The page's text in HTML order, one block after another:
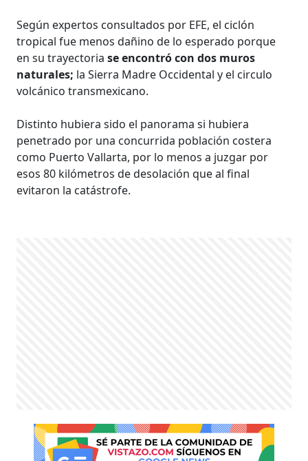
Según expertos consultados por EFE, el ciclón
tropical fue menos dañino de lo esperado porque
en su trayectoriase encontró con dos muros
naturales; la Sierra Madre Occidental y el circulo
volcánico transmexicano.
Distinto hubiera sido el panorama si hubiera
penetrado por una concurrida población costera
como Puerto Vallarta, por lo menos a juzgar por
esos 80 kilómetros de desolación que al final
evitaron la catástrofe.